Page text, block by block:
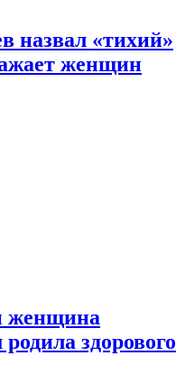
назвал «тихий»
женщин
женщина
здорового